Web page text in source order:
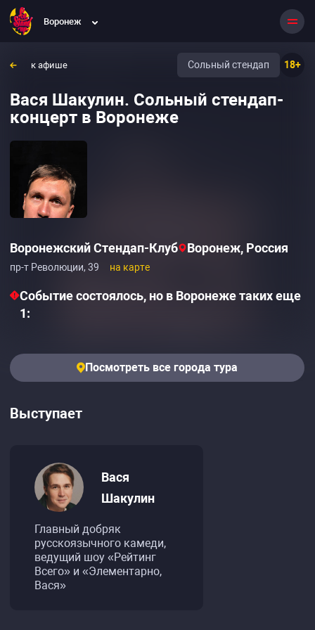
Воронеж
к афише 18+
Сольный стендап
Вася Шакулин. Сольный стендап-
концерт в Воронеже
Воронежский Стендап-Клуб Воронеж, Россия
пр-т Революции, 39 на карте
Событие состоялось, но в Воронеже таких еще
1:
Посмотреть все города тура
Выступает
Вася
Шакулин
Главный добряк
русскоязычного камеди,
ведущий шоу «Рейтинг
Всего» и «Элементарно,
Вася»